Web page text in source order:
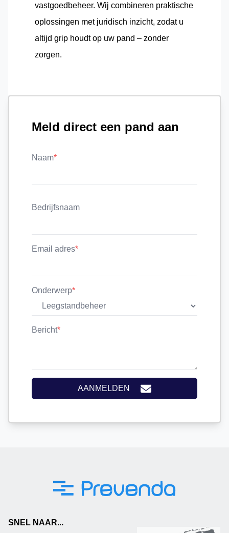
vastgoedbeheer. Wij combineren praktische
oplossingen met juridisch inzicht, zodat u
altijd grip houdt op uw pand – zonder
zorgen.
Meld direct een pand aan
Naam*
Bedrijfsnaam
Email adres*
Onderwerp*
Bericht*
AANMELDEN
SNEL NAAR...